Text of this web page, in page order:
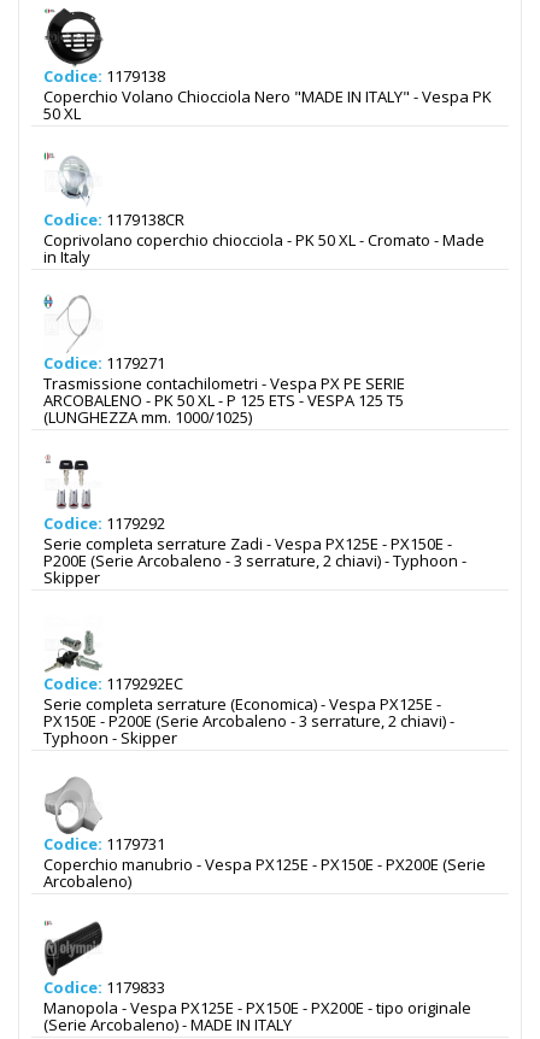
Codice: 1179138
Coperchio Volano Chiocciola Nero "MADE IN ITALY" - Vespa PK
50 XL
Codice: 1179138CR
Coprivolano coperchio chiocciola - PK 50 XL - Cromato - Made
in Italy
Codice: 1179271
Trasmissione contachilometri - Vespa PX PE SERIE
ARCOBALENO - PK 50 XL - P 125 ETS - VESPA 125 T5
(LUNGHEZZA mm. 1000/1025)
Codice: 1179292
Serie completa serrature Zadi - Vespa PX125E - PX150E -
P200E (Serie Arcobaleno - 3 serrature, 2 chiavi) - Typhoon -
Skipper
Codice: 1179292EC
Serie completa serrature (Economica) - Vespa PX125E -
PX150E - P200E (Serie Arcobaleno - 3 serrature, 2 chiavi) -
Typhoon - Skipper
Codice: 1179731
Coperchio manubrio - Vespa PX125E - PX150E - PX200E (Serie
Arcobaleno)
Codice: 1179833
Manopola - Vespa PX125E - PX150E - PX200E - tipo originale
(Serie Arcobaleno) - MADE IN ITALY